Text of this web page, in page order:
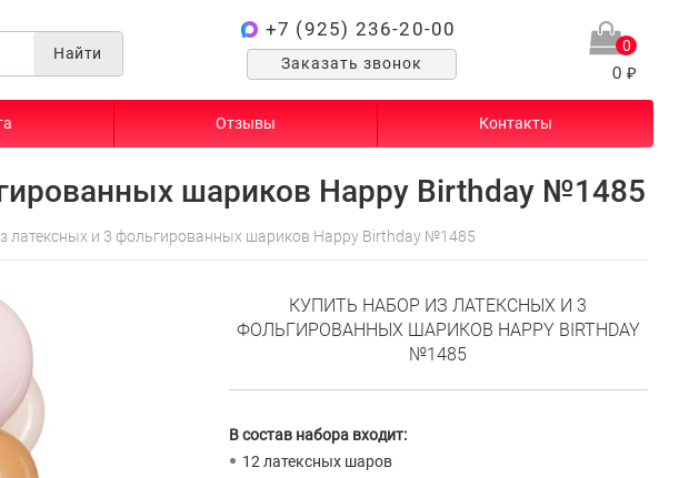
Найти
+7 (925) 236-20-00
Заказать звонок
0
0 ₽
Отзывы Контакты
шариков Happy Birthday №1485
латексных и 3 фольгированных шариков Happy Birthday №1485
КУПИТЬ НАБОР ИЗ ЛАТЕКСНЫХ И 3
ФОЛЬГИРОВАННЫХ ШАРИКОВ HAPPY BIRTHDAY
№1485
В состав набора входит:
12 латексных шаров